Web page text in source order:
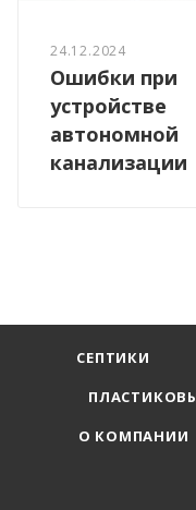
24.12.2024
Ошибки при
устройстве
автономной
канализации
СЕПТИКИ
О КОМПАНИИ